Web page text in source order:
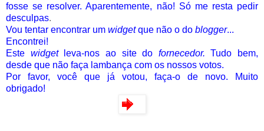
fosse se resolver. Aparentemente, não! Só me resta pedir
desculpas.
Vou tentar encontrar um widgetque não o do blogger...
Encontrei!
Este widget leva-nos ao site do fornecedor.Tudo bem,
desde que não faça lambança com os nossos votos.
Por favor, você que já votou, faça-o de novo. Muito
obrigado!